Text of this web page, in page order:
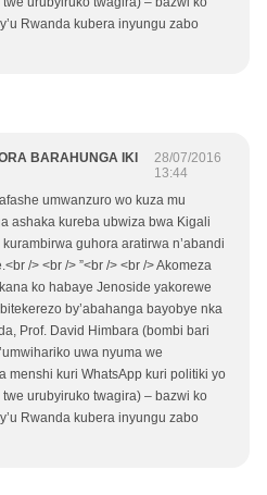
Rwanda kubera inyungu zabo
BARAHUNGA IKI
28/07/2016
13:44
umwanzuro wo kuza mu
ashaka kureba ubwiza bwa Kigali
kurambirwa guhora aratirwa n’abandi
/> <br /> ”<br /> <br /> Akomeza
ko habaye Jenoside yakorewe
by’abahanga bayobye nka
Prof. David Himbara (bombi bari
uwa nyuma we
menshi kuri WhatsApp kuri politiki yo
urubyiruko twagira) – bazwi ko
Rwanda kubera inyungu zabo